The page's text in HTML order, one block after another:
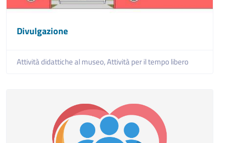
Divulgazione
Attività didattiche al museo,Attività per il tempo libero